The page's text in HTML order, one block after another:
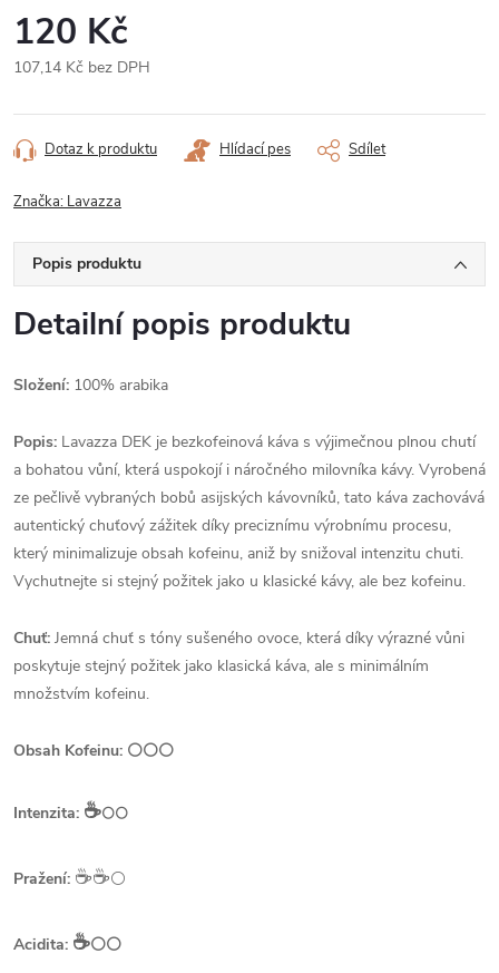
120 Kč
107,14 Kč bez DPH
cena:
Dotaz k produktu Hlídací pes Sdílet
Značka: Lavazza
Popis produktu
Detailní popis produktu
Složení: 100% arabika
Popis: Lavazza DEK je bezkofeinová káva s výjimečnou plnou chutí
a bohatou vůní, která uspokojí i náročného milovníka kávy. Vyrobená
ze pečlivě vybraných bobů asijských kávovníků, tato káva zachovává
autentický chuťový zážitek díky preciznímu výrobnímu procesu,
který minimalizuje obsah kofeinu, aniž by snižoval intenzitu chuti.
Vychutnejte si stejný požitek jako u klasické kávy, ale bez kofeinu.
Chuť: Jemná chuť s tóny sušeného ovoce, která díky výrazné vůni
poskytuje stejný požitek jako klasická káva, ale s minimálním
množstvím kofeinu.
Obsah Kofeinu: ⚪⚪⚪
Intenzita: ☕️⚪⚪
Pražení: ☕️☕️⚪
Acidita: ☕️⚪⚪